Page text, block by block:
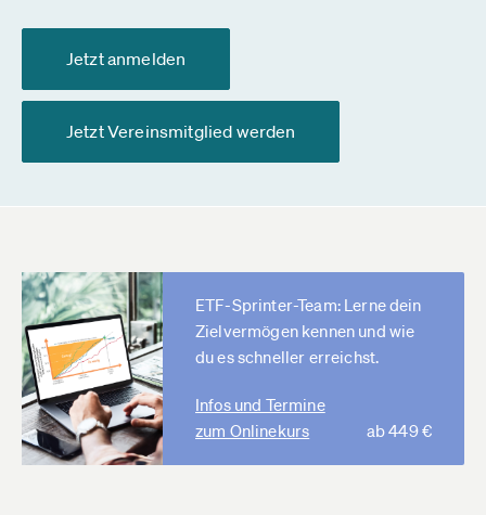
Jetzt anmelden
Jetzt Vereinsmitglied werden
ETF-Sprinter-Team: Lerne dein
Zielvermögen kennen und wie
du es schneller erreichst.
Infos und Termine
zum Onlinekurs
ab 449 €